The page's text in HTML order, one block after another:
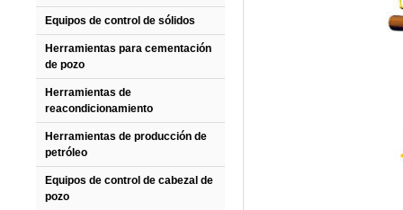
Equipos de control de sólidos
Herramientas para cementación
de pozo
Herramientas de
reacondicionamiento
Herramientas de producción de
petróleo
Equipos de control de cabezal de
pozo